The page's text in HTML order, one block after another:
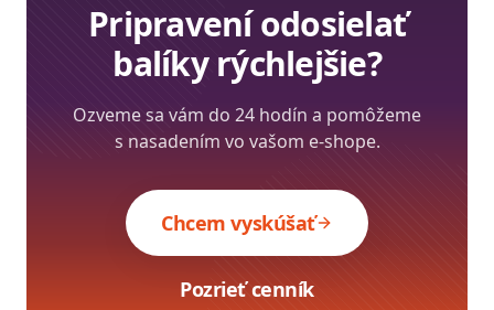
Pripravení odosielať
balíky rýchlejšie?
Ozveme sa vám do 24 hodín a pomôžeme
s nasadením vo vašom e-shope.
Chcem vyskúšať
Pozrieť cenník